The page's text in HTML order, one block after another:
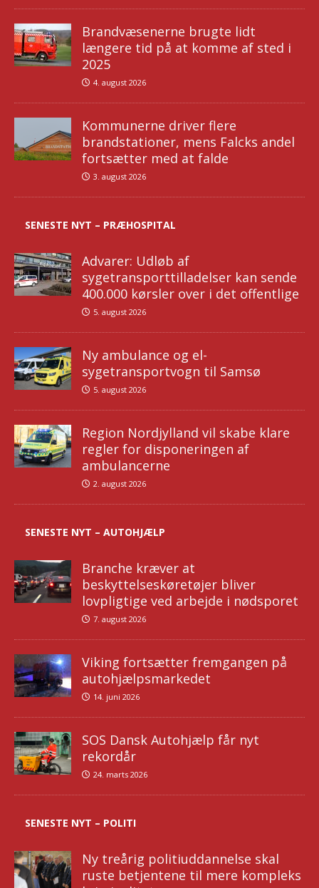
Brandvæsenerne brugte lidt
længere tid på at komme af sted i
2025
4. august 2026
Kommunerne driver flere
brandstationer, mens Falcks andel
fortsætter med at falde
3. august 2026
SENESTE NYT – PRÆHOSPITAL
Advarer: Udløb af
sygetransporttilladelser kan sende
400.000 kørsler over i det offentlige
5. august 2026
Ny ambulance og el-
sygetransportvogn til Samsø
5. august 2026
Region Nordjylland vil skabe klare
regler for disponeringen af
ambulancerne
2. august 2026
SENESTE NYT – AUTOHJÆLP
Branche kræver at
beskyttelseskøretøjer bliver
lovpligtige ved arbejde i nødsporet
7. august 2026
Viking fortsætter fremgangen på
autohjælpsmarkedet
14. juni 2026
SOS Dansk Autohjælp får nyt
rekordår
24. marts 2026
SENESTE NYT – POLITI
Ny treårig politiuddannelse skal
ruste betjentene til mere kompleks